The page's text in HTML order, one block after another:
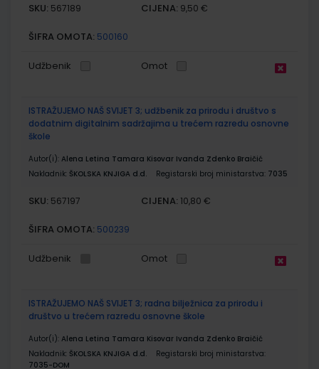
SKU: 567189 CIJENA: 9,50 €
ŠIFRA OMOTA: 500160
Udžbenik Omot
ISTRAŽUJEMO NAŠ SVIJET 3; udžbenik za prirodu i društvo s
dodatnim digitalnim sadržajima u trećem razredu osnovne
škole
Autor(i): Alena Letina Tamara Kisovar Ivanda Zdenko Braičić
Nakladnik: ŠKOLSKA KNJIGA d.d. Registarski broj ministarstva: 7035
SKU: 567197 CIJENA: 10,80 €
ŠIFRA OMOTA: 500239
Udžbenik Omot
ISTRAŽUJEMO NAŠ SVIJET 3; radna bilježnica za prirodu i
društvo u trećem razredu osnovne škole
Autor(i): Alena Letina Tamara Kisovar Ivanda Zdenko Braičić
Nakladnik: ŠKOLSKA KNJIGA d.d.
Registarski broj ministarstva:
7035-DOM